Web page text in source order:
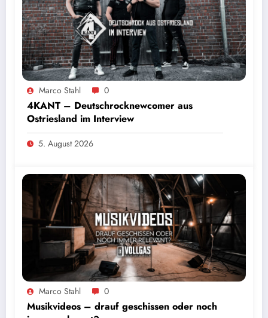
Marco Stahl 0
4KANT – Deutschrocknewcomer aus
Ostriesland im Interview
5. August 2026
Marco Stahl 0
Musikvideos – drauf geschissen oder noch